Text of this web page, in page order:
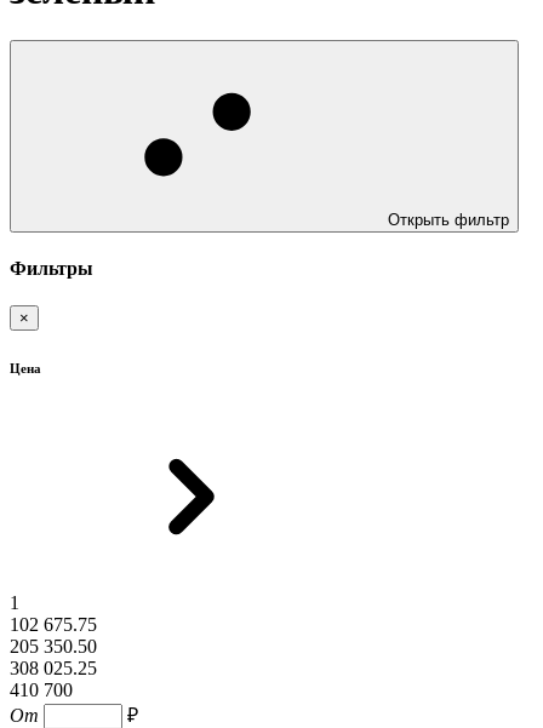
Открыть фильтр
Фильтры
×
Цена
1
102 675.75
205 350.50
308 025.25
410 700
От
₽